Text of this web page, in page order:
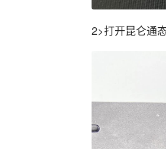
2>打开昆仑通